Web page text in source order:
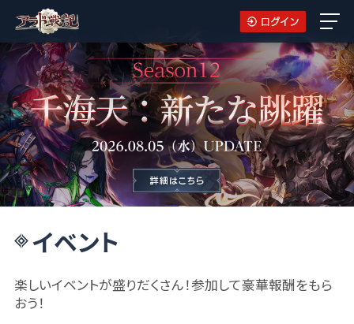
イベント
楽しいイベントが盛りだくさん！参加して豪華報酬をもら
おう！